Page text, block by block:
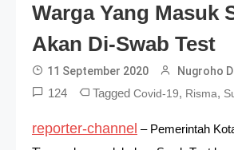
Warga Yang Masuk
Akan Di-Swab Test
11 September 2020 Nugroho
124 Tagged Covid-19, Risma,
reporter-channel – Pemerintah